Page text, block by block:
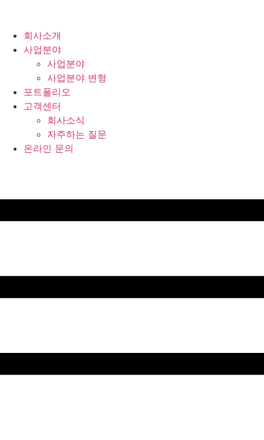
회사소개
사업분야
사업분야
사업분야 변형
포트폴리오
고객센터
회사소식
자주하는 질문
온라인 문의